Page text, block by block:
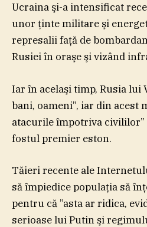
Ucraina şi-a intensificat
unor ţinte militare şi
represalii faţă de
Rusiei în oraşe şi vizând
Iar în acelaşi timp, Rusia lui
bani, oameni”, iar din acest
atacurile împotriva
fostul premier eston.
Tăieri recente ale
să împiedice populaţia să
pentru că ”asta ar ridica,
serioase lui Putin şi